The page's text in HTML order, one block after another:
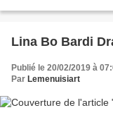
Lina Bo Bardi
Publié le 20/02/2019 à
Par Lemenuisiart